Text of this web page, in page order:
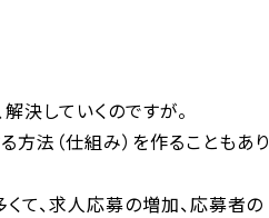
決していくのですが。
法（仕組み）を作ることもあり
て、求人応募の増加、応募者の